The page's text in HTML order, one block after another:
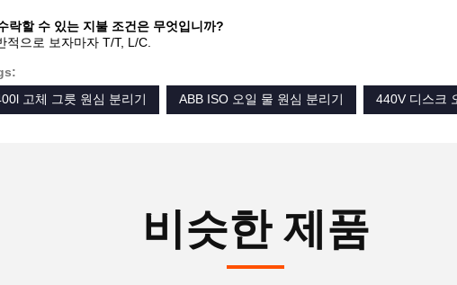
락할 수 있는 지불 조건은 무엇입니까?
적으로 보자마자 T/T, L/C.
고체 그릇 원심 분리기
ABB ISO 오일 물 원심 분리기 440V 디스크
비슷한 제품